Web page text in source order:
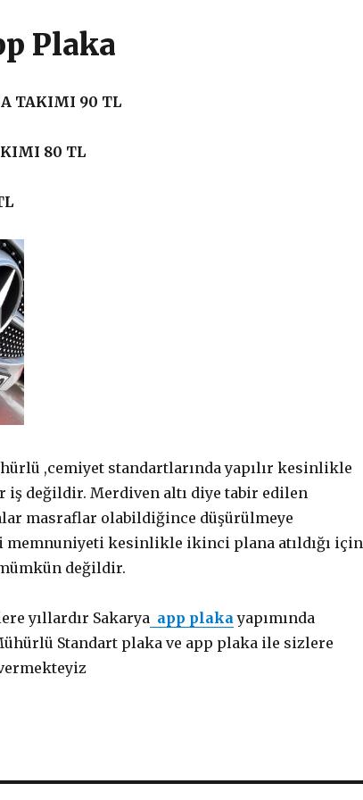
Plaka
TAKIMI 90 TL
80 TL
,cemiyet standartlarında yapılır kesinlikle
iş değildir. Merdiven altı diye tabir edilen
masraflar olabildiğince düşürülmeye
memnuniyeti kesinlikle ikinci plana atıldığı için
değildir.
yıllardır Sakarya app plaka yapımında
Standart plaka ve app plaka ile sizlere